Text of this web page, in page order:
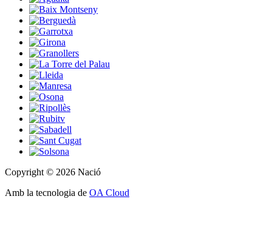
Copyright © 2026 Nació
Amb la tecnologia de OA Cloud